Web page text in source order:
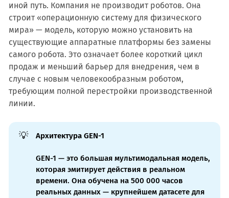
иной путь. Компания не производит роботов. Она
строит «операционную систему для физического
мира» — модель, которую можно установить на
существующие аппаратные платформы без замены
самого робота. Это означает более короткий цикл
продаж и меньший барьер для внедрения, чем в
случае с новым человекообразным роботом,
требующим полной перестройки производственной
линии.
💡 Архитектура GEN-1
GEN-1 — это большая мультимодальная модель,
которая эмитирует действия в реальном
времени. Она обучена на 500 000 часов
реальных данных — крупнейшем датасете для